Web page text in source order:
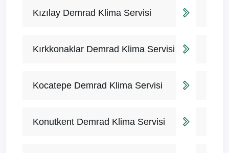
Kızılay Demrad Klima Servisi
Kırkkonaklar Demrad Klima Servisi
Kocatepe Demrad Klima Servisi
Konutkent Demrad Klima Servisi